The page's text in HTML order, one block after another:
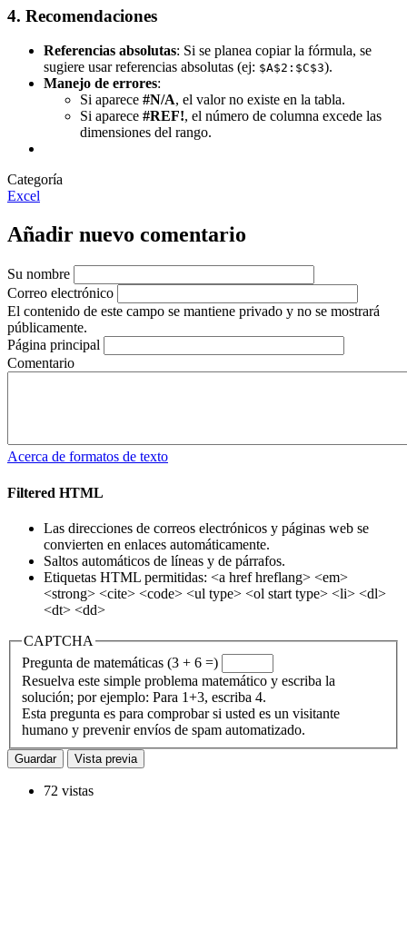
4. Recomendaciones
Referencias absolutas: Si se planea copiar la fórmula, se
sugiere usar referencias absolutas (ej: $A$2:$C$3).
Manejo de errores:
Si aparece #N/A, el valor no existe en la tabla.
Si aparece #REF!, el número de columna excede las
dimensiones del rango.
Categoría
Excel
Añadir nuevo comentario
Su nombre
Correo electrónico
El contenido de este campo se mantiene privado y no se mostrará
públicamente.
Página principal
Comentario
Acerca de formatos de texto
Filtered HTML
Las direcciones de correos electrónicos y páginas web se
convierten en enlaces automáticamente.
Saltos automáticos de líneas y de párrafos.
Etiquetas HTML permitidas: <a href hreflang> <em>
<strong> <cite> <code> <ul type> <ol start type> <li> <dl>
<dt> <dd>
CAPTCHA
Pregunta de matemáticas (3 + 6 =)
Resuelva este simple problema matemático y escriba la
solución; por ejemplo: Para 1+3, escriba 4.
Esta pregunta es para comprobar si usted es un visitante
humano y prevenir envíos de spam automatizado.
72 vistas